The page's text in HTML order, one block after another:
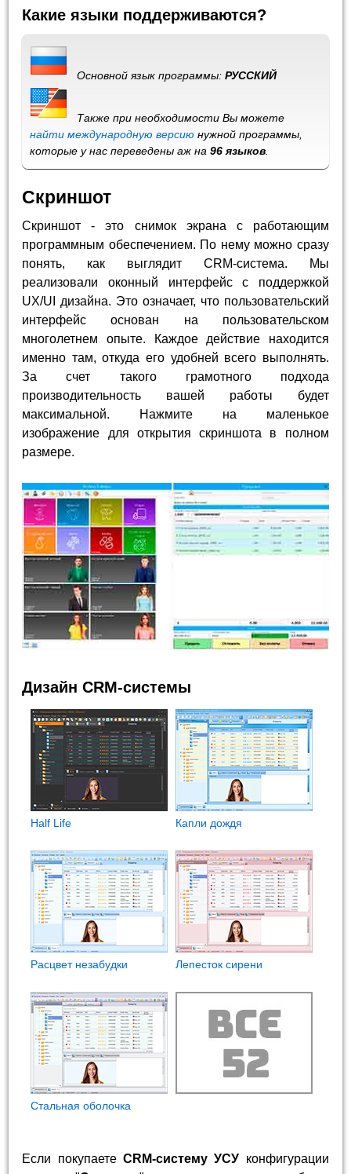
Какие языки поддерживаются?
Основной язык программы:РУССКИЙ
Также при необходимости Вы можете
найти международную версию нужной программы,
которые у нас переведены аж на96 языков
Скриншот
Скриншот - это снимок экрана с работающим
программным обеспечением. По нему можно сразу
понять, как выглядит CRM-система. Мы
реализовали оконный интерфейс с поддержкой
UX/UI дизайна. Это означает, что пользовательский
интерфейс основан на пользовательском
многолетнем опыте. Каждое действие находится
именно там, откуда его удобней всего выполнять.
За счет такого грамотного подхода
производительность вашей работы будет
максимальной. Нажмите на маленькое
изображение для открытия скриншота в полном
размере.
Дизайн CRM-системы
Half Life Капли дождя
Расцвет незабудки Лепесток сирени
Стальная оболочка
Если покупаете CRM-систему УСУ конфигурации